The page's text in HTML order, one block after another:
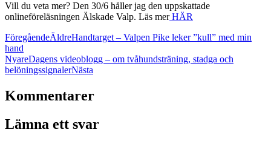
Vill du veta mer? Den 30/6 håller jag den uppskattade
onlineföreläsningen Älskade Valp. Läs merHÄR
FöregåendeÄldreHandtarget – Valpen Pike leker ”kull” med min
hand
NyareDagens videoblogg – om tvåhundsträning, stadga och
belöningssignalerNästa
Kommentarer
Lämna ett svar